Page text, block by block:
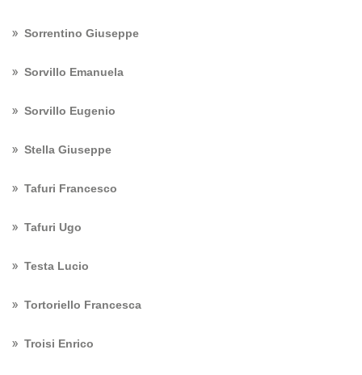
Sorrentino Giuseppe
Sorvillo Emanuela
Sorvillo Eugenio
Stella Giuseppe
Tafuri Francesco
Tafuri Ugo
Testa Lucio
Tortoriello Francesca
Troisi Enrico